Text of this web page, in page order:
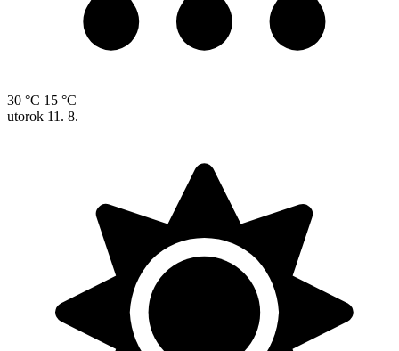
30 °C 15 °C
utorok 11. 8.